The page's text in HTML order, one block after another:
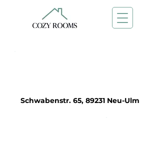
Schwabenstr. 65, 89231 Neu-Ulm